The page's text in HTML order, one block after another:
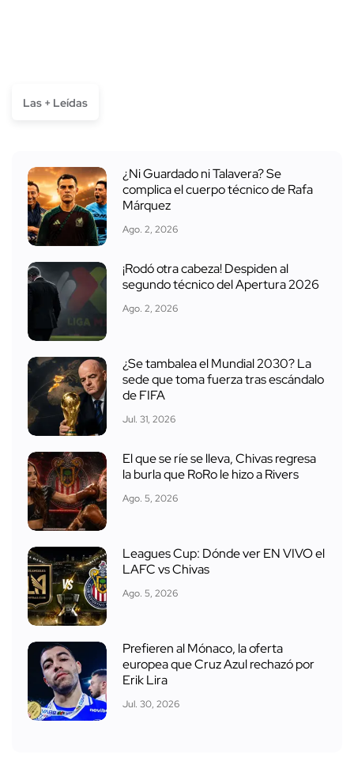
Las + Leídas
¿Ni Guardado ni Talavera? Se
complica el cuerpo técnico de Rafa
Márquez
Ago. 2, 2026
¡Rodó otra cabeza! Despiden al
segundo técnico del Apertura 2026
Ago. 2, 2026
¿Se tambalea el Mundial 2030? La
sede que toma fuerza tras escándalo
de FIFA
Jul. 31, 2026
El que se ríe se lleva, Chivas regresa
la burla que RoRo le hizo a Rivers
Ago. 5, 2026
Leagues Cup: Dónde ver EN VIVO el
LAFC vs Chivas
Ago. 5, 2026
Prefieren al Mónaco, la oferta
europea que Cruz Azul rechazó por
Erik Lira
Jul. 30, 2026